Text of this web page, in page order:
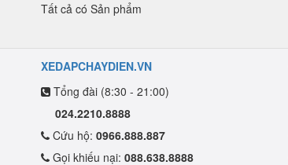
Tất cả có Sản phẩm
XEDAPCHAYDIEN.VN
Tổng đài (8:30 - 21:00)
024.2210.8888
Cứu hộ: 0966.888.887
Gọi khiếu nại: 088.638.8888